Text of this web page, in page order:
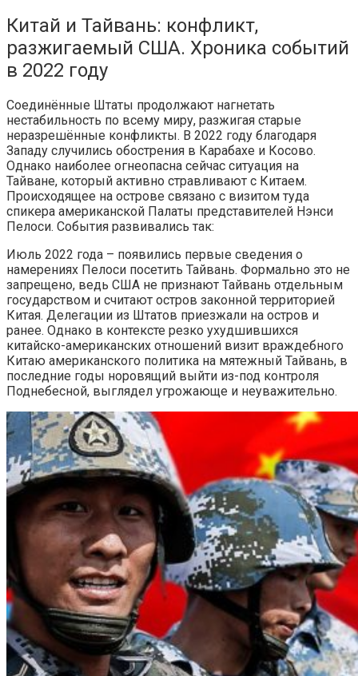
Китай и Тайвань: конфликт,
разжигаемый США. Хроника событий
в 2022 году
Соединённые Штаты продолжают нагнетать
нестабильность по всему миру, разжигая старые
неразрешённые конфликты. В 2022 году благодаря
Западу случились обострения в Карабахе и Косово.
Однако наиболее огнеопасна сейчас ситуация на
Тайване, который активно стравливают с Китаем.
Происходящее на острове связано с визитом туда
спикера американской Палаты представителей Нэнси
Пелоси. События развивались так:
Июль 2022 года – появились первые сведения о
намерениях Пелоси посетить Тайвань. Формально это не
запрещено, ведь США не признают Тайвань отдельным
государством и считают остров законной территорией
Китая. Делегации из Штатов приезжали на остров и
ранее. Однако в контексте резко ухудшившихся
китайско-американских отношений визит враждебного
Китаю американского политика на мятежный Тайвань, в
последние годы норовящий выйти из-под контроля
Поднебесной, выглядел угрожающе и неуважительно.